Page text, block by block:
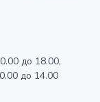
до 18.00,
до 14.00